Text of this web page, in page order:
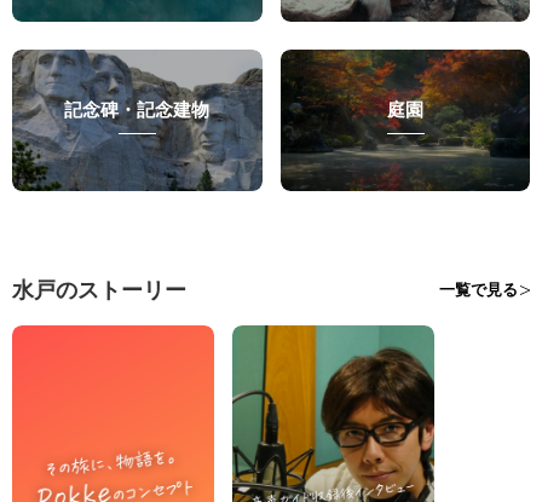
記念碑・記念建物 庭園
水戸のストーリー 一覧で見る